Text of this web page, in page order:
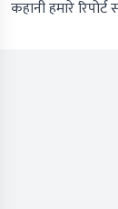
कहानी हमारे